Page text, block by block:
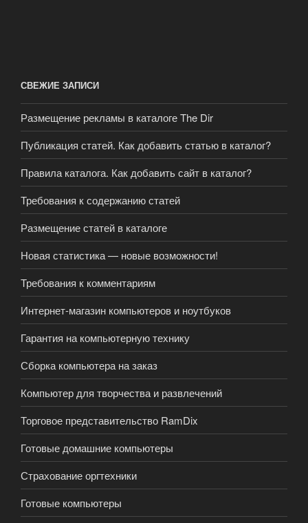
СВЕЖИЕ ЗАПИСИ
Размещение рекламы в каталоге The Dir
Публикация статей. Как добавить статью в каталог?
Правила каталога. Как добавить сайт в каталог?
Требования к содержанию статей
Размещение статей в каталоге
Новая статистика — новые возможности!
Требования к комментариям
Интернет-магазин компьютеров и ноутбуков
Гарантия на компьютерную технику
Сборка компьютера на заказ
Компьютер для творчества и развлечений
Торговое представительство RamDix
Готовые домашние компьютеры
Страхование оргтехники
Готовые компьютеры